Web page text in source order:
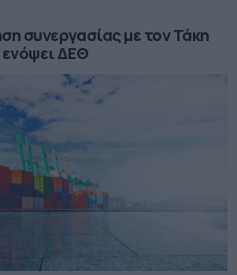
συνεργασίας με τον Τάκη
ΔΕΘ